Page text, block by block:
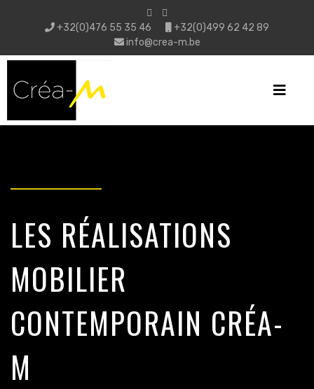
+32(0)476 55 35 46
+32(0)499 62 42 89
info@crea-m.be
LES RÉALISATIONS
MOBILIER
CONTEMPORAIN CRÉA-
M